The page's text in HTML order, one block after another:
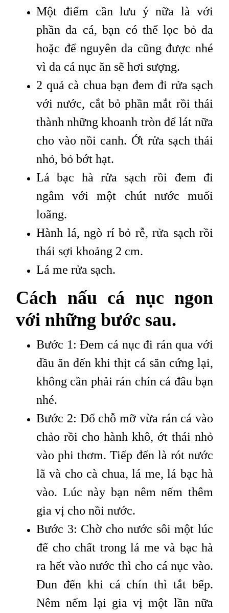
Một điểm cần lưu ý nữa là với
phần da cá, bạn có thể lọc bỏ da
hoặc để nguyên da cũng được nhé
vì da cá nục ăn sẽ hơi sượng.
2 quả cà chua bạn đem đi rửa sạch
với nước, cắt bỏ phần mắt rồi thái
thành những khoanh tròn để lát nữa
cho vào nồi canh. Ớt rửa sạch thái
nhỏ, bỏ bớt hạt.
Lá bạc hà rửa sạch rồi đem đi
ngâm với một chút nước muối
loãng.
Hành lá, ngò rí bỏ rễ, rửa sạch rồi
thái sợi khoảng 2 cm.
Lá me rửa sạch.
Cách nấu cá nục ngon
với những bước sau.
Bước 1: Đem cá nục đi rán qua với
dầu ăn đến khi thịt cá săn cứng lại,
không cần phải rán chín cá đâu bạn
nhé.
Bước 2: Đổ chỗ mỡ vừa rán cá vào
chảo rồi cho hành khô, ớt thái nhỏ
vào phi thơm. Tiếp đến là rót nước
lã và cho cà chua, lá me, lá bạc hà
vào. Lúc này bạn nêm nếm thêm
gia vị cho nồi nước.
Bước 3: Chờ cho nước sôi một lúc
để cho chất trong lá me và bạc hà
ra hết vào nước thì cho cá nục vào.
Đun đến khi cá chín thì tắt bếp.
Nêm nếm lại gia vị một lần nữa